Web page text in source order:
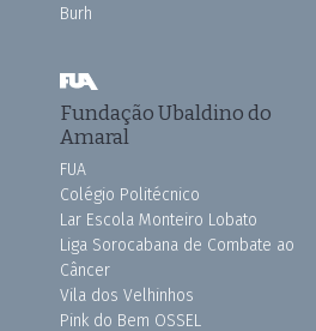
Burh
Fundação Ubaldino do
Amaral
FUA
Colégio Politécnico
Lar Escola Monteiro Lobato
Liga Sorocabana de Combate ao
Câncer
Vila dos Velhinhos
Pink do Bem OSSEL